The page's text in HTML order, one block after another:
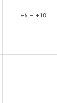
+6 – +10